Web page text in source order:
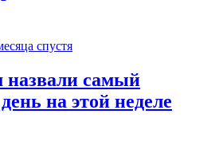
спустя
самый
на этой неделе